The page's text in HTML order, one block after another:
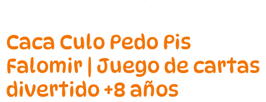
Caca Culo Pedo Pis
Falomir | Juego de cartas
divertido +8 años